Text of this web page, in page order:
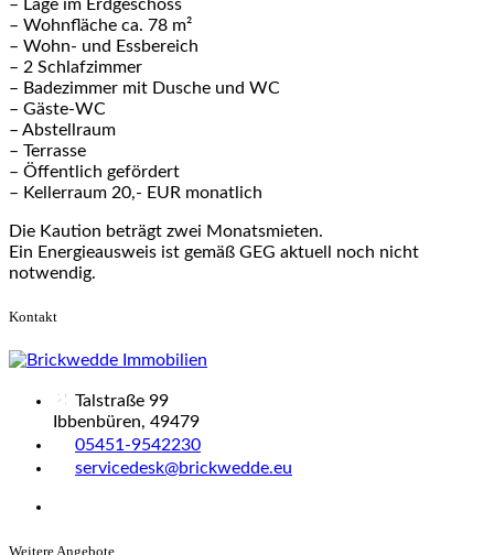
– Lage im Erdgeschoss
– Wohnfläche ca. 78 m²
– Wohn- und Essbereich
– 2 Schlafzimmer
– Badezimmer mit Dusche und WC
– Gäste-WC
– Abstellraum
– Terrasse
– Öffentlich gefördert
– Kellerraum 20,- EUR monatlich
Die Kaution beträgt zwei Monatsmieten.
Ein Energieausweis ist gemäß GEG aktuell noch nicht
notwendig.
Kontakt
Talstraße 99
Ibbenbüren, 49479
05451-9542230
servicedesk@brickwedde.eu
Weitere Angebote